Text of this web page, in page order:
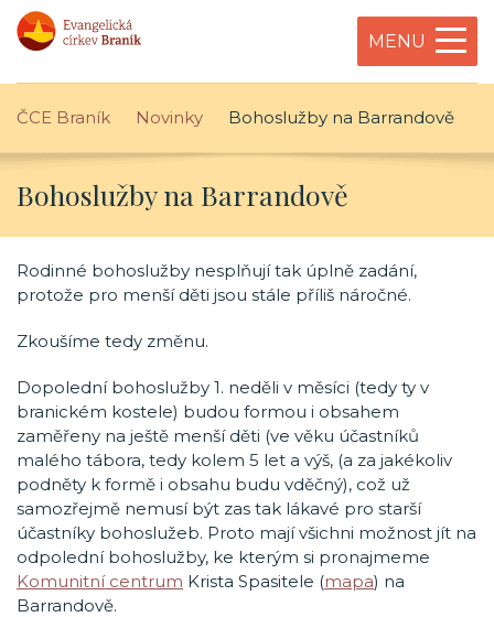
MENU
ČCE Braník Novinky Bohoslužby na Barrandově
Bohoslužby na Barrandově
Rodinné bohoslužby nesplňují tak úplně zadání,
protože pro menší děti jsou stále příliš náročné.
Zkoušíme tedy změnu.
Dopolední bohoslužby 1. neděli v měsíci (tedy ty v
branickém kostele) budou formou i obsahem
zaměřeny na ještě menší děti (ve věku účastníků
malého tábora, tedy kolem 5 let a výš, (a za jakékoliv
podněty k formě i obsahu budu vděčný), což už
samozřejmě nemusí být zas tak lákavé pro starší
účastníky bohoslužeb. Proto mají všichni možnost jít na
odpolední bohoslužby, ke kterým si pronajmeme
Komunitní centrum Krista Spasitele (mapa) na
Barrandově.